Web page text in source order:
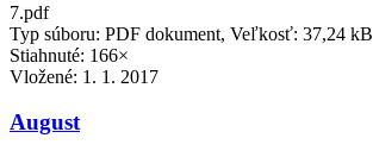
7.pdf
Typ súboru: PDF dokument, Veľkosť: 37,24 kB
Stiahnuté: 166×
Vložené: 1. 1. 2017
August